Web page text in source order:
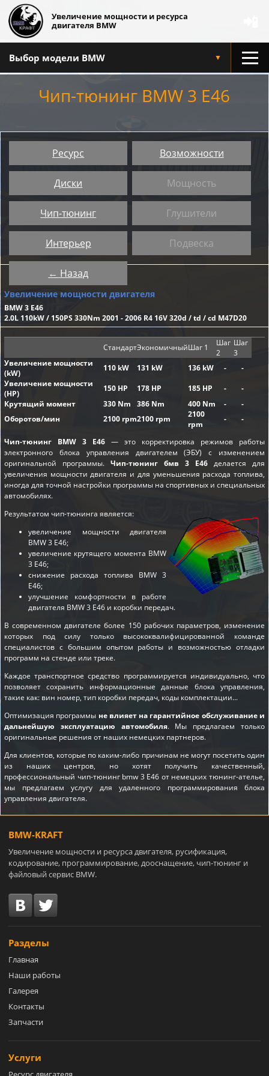
Увеличение мощности и ресурса
двигателя BMW
Выбор модели BMW ▼
Чип-тюнинг BMW 3 E46
Ресурс Возможности
Диски Мощность
Чип-тюнинг Глушители
Интерьер Подвеска
← Назад
Увеличение мощности двигателя
BMW 3 E46
2.0L 110kW / 150PS 330Nm 2001 - 2006 R4 16V 320d / td / cd M47D20
СтандартЭкономичныйШаг 1
Шаг
2
Шаг
3
Увеличение мощности
(kW)
110 kW 131 kW 136 kW -
-
Увеличение мощности
(HP)
150 HP 178 HP 185 HP -
-
Крутящий момент
330 Nm 386 Nm 400 Nm -
-
Оборотов/мин
2100 rpm2100 rpm
2100
rpm
- -
Чип-тюнинг BMW 3 E46 — это корректировка режимов работы
электронного блока управления двигателем (ЭБУ) с изменением
оригинальной программы. Чип-тюнинг бмв 3 E46 делается для
увеличения мощности двигателя и для уменьшения расхода топлива,
иногда для точной настройки программы на спортивных и специальных
автомобилях.
Результатом чип-тюнинга является:
увеличение мощности двигателя
BMW 3 E46;
увеличение крутящего момента BMW
3 E46;
снижение расхода топлива BMW 3
E46;
улучшение комфортности в работе
двигателя BMW 3 E46 и коробки передач.
В современном двигателе более 150 рабочих параметров, изменение
которых под силу только высококвалифицированной команде
специалистов с большим опытом работы и возможностью отладки
программ на стенде или треке.
Каждое транспортное средство программируется индивидуально, что
позволяет сохранить информационные данные блока управления,
такие как: вин номер, тип коробки передач, коды комплектации...
Оптимизация программы не влияет на гарантийное обслуживание и
дальнейшую эксплуатацию автомобиля. Мы предлагаем только
оригинальные решения от наших немецких партнеров.
Для клиентов, которые по каким-либо причинам не могут посетить один
из наших центров, но хотят получить качественный,
профессиональный чип-тюнинг bmw 3 E46 от немецких тюнинг-ателье,
мы предлагаем услугу для удаленного программирования блока
управления двигателя.
BMW-KRAFT
Увеличение мощности и ресурса двигателя, русификация,
кодирование, программирование, дооснащение, чип-тюнинг и
файловый сервис BMW.
Разделы
Главная
Наши работы
Галерея
Контакты
Запчасти
Услуги